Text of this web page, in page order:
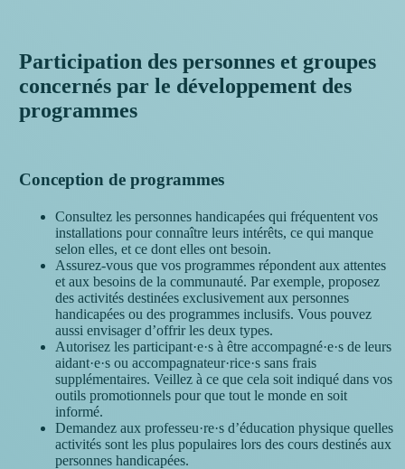
Participation des personnes et groupes
concernés par le développement des
programmes
Conception de programmes
Consultez les personnes handicapées qui fréquentent vos
installations pour connaître leurs intérêts, ce qui manque
selon elles, et ce dont elles ont besoin.
Assurez-vous que vos programmes répondent aux attentes
et aux besoins de la communauté. Par exemple, proposez
des activités destinées exclusivement aux personnes
handicapées ou des programmes inclusifs. Vous pouvez
aussi envisager d’offrir les deux types.
Autorisez les participant·e·s à être accompagné·e·s de leurs
aidant·e·s ou accompagnateur·rice·s sans frais
supplémentaires. Veillez à ce que cela soit indiqué dans vos
outils promotionnels pour que tout le monde en soit
informé.
Demandez aux professeu·re·s d’éducation physique quelles
activités sont les plus populaires lors des cours destinés aux
personnes handicapées.